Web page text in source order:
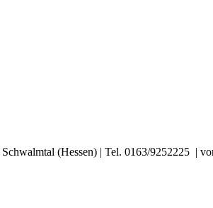
(Hessen) | Tel. 0163/9252225 |